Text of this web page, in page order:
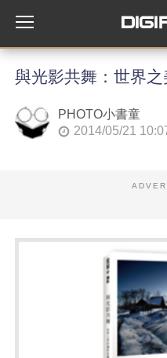
與光影共舞：世界
PHOTO小書童
2014/05/21